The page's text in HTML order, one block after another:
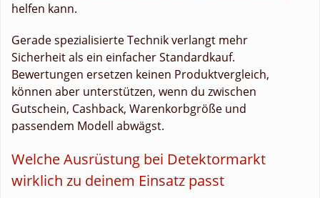
helfen kann.
Gerade spezialisierte Technik verlangt mehr
Sicherheit als ein einfacher Standardkauf.
Bewertungen ersetzen keinen Produktvergleich,
können aber unterstützen, wenn du zwischen
Gutschein, Cashback, Warenkorbgröße und
passendem Modell abwägst.
Welche Ausrüstung bei Detektormarkt
wirklich zu deinem Einsatz passt